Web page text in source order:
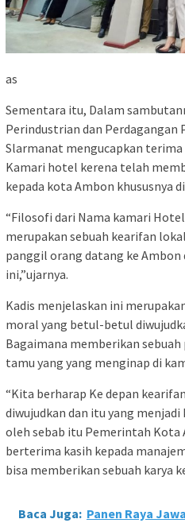
as
Sementara itu, Dalam
Perindustrian dan Perdagangan
Slarmanat mengucapkan terima
Kamari hotel kerena telah
kepada kota Ambon khususnya
“Filosofi dari Nama kamari
merupakan sebuah kearifan
panggil orang datang ke
ini,”ujarnya.
Kadis menjelaskan ini
moral yang betul-betul
Bagaimana memberikan sebuah
tamu yang yang menginap di
“Kita berharap Ke depan
diwujudkan dan itu yang
oleh sebab itu Pemerintah Kota
berterima kasih kepada
bisa memberikan sebuah karya
Baca Juga: Panen Raya